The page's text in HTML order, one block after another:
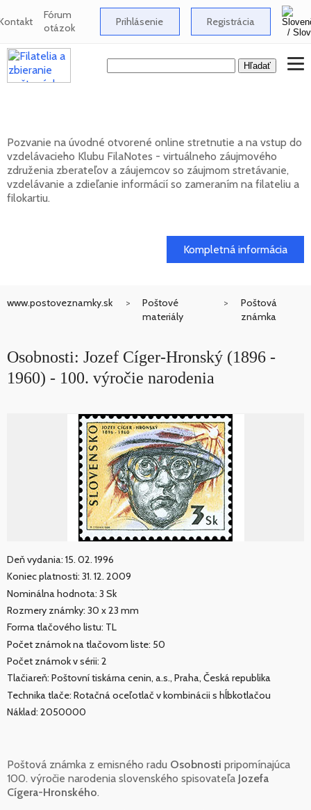
Fórum
otázok Prihlásenie Registrácia
Pozvanie na úvodné otvorené online stretnutie a na vstup do
vzdelávacieho Klubu FilaNotes - virtuálneho záujmového
združenia zberateľov a záujemcov so záujmom stretávanie,
vzdelávanie a zdieľanie informácií so zameraním na filateliu a
filokartiu.
Kompletná informácia
www.postoveznamky.sk
Poštové
materiály
Poštová
známka
Osobnosti: Jozef Cíger-Hronský (1896 -
1960) - 100. výročie narodenia
Deň vydania: 15. 02. 1996
Koniec platnosti: 31. 12. 2009
Nominálna hodnota: 3 Sk
Rozmery známky: 30 x 23 mm
Forma tlačového listu: TL
Počet známok na tlačovom liste: 50
Počet známok v sérii: 2
Tlačiareň: Poštovní tiskárna cenin, a.s., Praha, Česká republika
Technika tlače: Rotačná oceľotlač v kombinácii s hĺbkotlačou
Náklad: 2050000
Poštová známka z emisného radu Osobnosti pripomínajúca
100. výročie narodenia slovenského spisovateľa Jozefa
Cígera-Hronského.